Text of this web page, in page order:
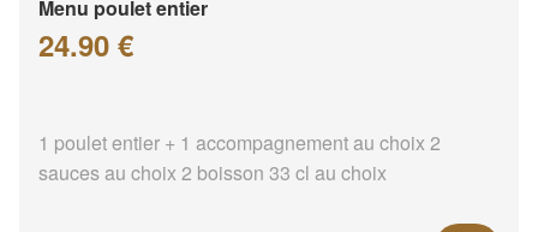
Menu poulet entier
24.90 €
1 poulet entier + 1 accompagnement au choix 2
sauces au choix 2 boisson 33 cl au choix